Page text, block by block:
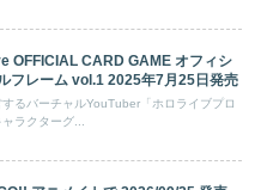
OFFICIAL CARD GAME オフィシ
フレーム vol.1 2025年7月25日発売
るバーチャルYouTuber「ホロライブプロ
ラクターグ...